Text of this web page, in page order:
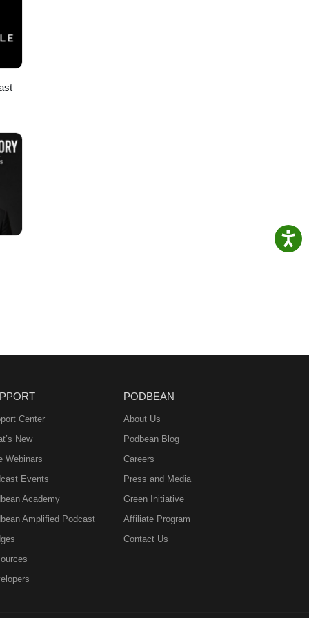
ล
Center
New
Webinars
Events
Academy
Amplified Podcast
PODBEAN
About Us
Podbean Blog
Careers
Press and Media
Green Initiative
Affiliate Program
Contact Us